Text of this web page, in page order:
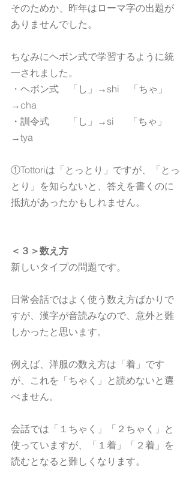
そのためか、昨年はローマ字の出題が
ありませんでした。
ちなみにヘボン式で学習するように統
一されました。
・ヘボン式　「し」→shi　「ちゃ」
→cha
・訓令式　　「し」→si  　「ちゃ」
→tya
①Tottoriは「とっとり」ですが、「とっ
とり」を知らないと、答えを書くのに
抵抗があったかもしれません。
＜３＞数え方
新しいタイプの問題です。
日常会話ではよく使う数え方ばかりで
すが、漢字が音読みなので、意外と難
しかったと思います。
例えば、洋服の数え方は「着」です
が、これを「ちゃく」と読めないと選
べません。
会話では「１ちゃく」「２ちゃく」と
使っていますが、「１着」「２着」を
読むとなると難しくなります。